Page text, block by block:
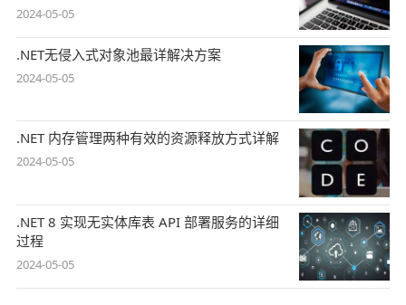
2024-05-05
.NET无侵入式对象池最详解决方案
2024-05-05
.NET 内存管理两种有效的资源释放方式详解
2024-05-05
.NET 8 实现无实体库表 API 部署服务的详细
过程
2024-05-05